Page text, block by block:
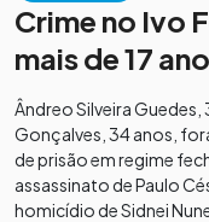
Crime no Ivo
mais de 17
Ândreo Silveira
Gonçalves, 34 anos,
de prisão em regime
assassinato de Paulo
homicídio de Sidnei